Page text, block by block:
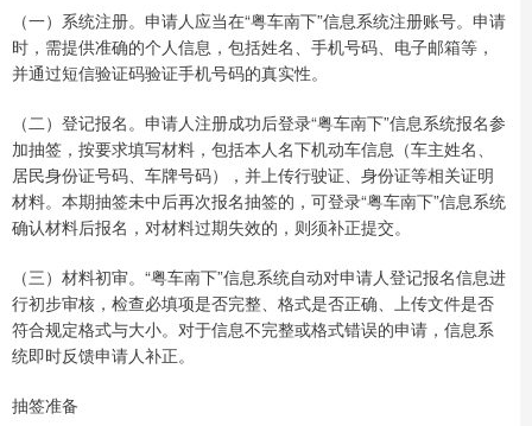
（一）系统注册。申请人应当在“粤车南下”信息系统注册账号。申请
时，需提供准确的个人信息，包括姓名、手机号码、电子邮箱等，
并通过短信验证码验证手机号码的真实性。
（二）登记报名。申请人注册成功后登录“粤车南下”信息系统报名参
加抽签，按要求填写材料，包括本人名下机动车信息（车主姓名、
居民身份证号码、车牌号码），并上传行驶证、身份证等相关证明
材料。本期抽签未中后再次报名抽签的，可登录“粤车南下”信息系统
确认材料后报名，对材料过期失效的，则须补正提交。
（三）材料初审。“粤车南下”信息系统自动对申请人登记报名信息进
行初步审核，检查必填项是否完整、格式是否正确、上传文件是否
符合规定格式与大小。对于信息不完整或格式错误的申请，信息系
统即时反馈申请人补正。
抽签准备